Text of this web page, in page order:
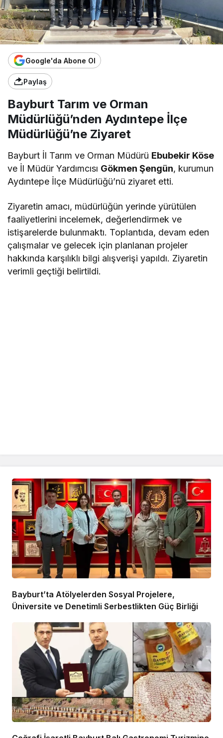
Google'da Abone Ol
Paylaş
Bayburt Tarım ve Orman
Müdürlüğü’nden Aydıntepe İlçe
Müdürlüğü’ne Ziyaret
Bayburt İl Tarım ve Orman Müdürü Ebubekir Köse
ve İl Müdür Yardımcısı Gökmen Şengün, kurumun
Aydıntepe İlçe Müdürlüğü’nü ziyaret etti.
Ziyaretin amacı, müdürlüğün yerinde yürütülen
faaliyetlerini incelemek, değerlendirmek ve
istişarelerde bulunmaktı. Toplantıda, devam eden
çalışmalar ve gelecek için planlanan projeler
hakkında karşılıklı bilgi alışverişi yapıldı. Ziyaretin
verimli geçtiği belirtildi.
Bayburt’ta Atölyelerden Sosyal Projelere,
Üniversite ve Denetimli Serbestlikten Güç Birliği